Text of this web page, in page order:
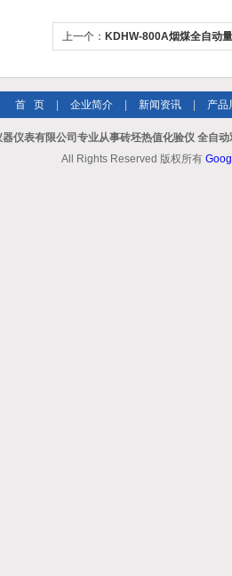
上一个： KDHW-800A烟煤全自动
首 页 企业简介 新闻资讯 产品
仪表有限公司专业从事砖坯热值化验仪 全自
All Rights Reserved 版权所有